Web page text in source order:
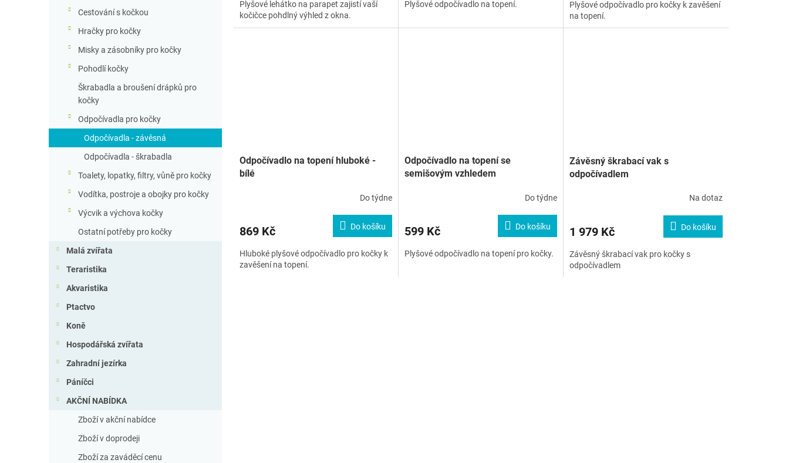
Cestování s kočkou
Hračky pro kočky
Misky a zásobníky pro kočky
Pohodlí kočky
Škrabadla a broušení drápků pro
kočky
Odpočívadla pro kočky
Odpočívadla - závěsná
Odpočívadla - škrabadla
Toalety, lopatky, filtry, vůně pro kočky
Vodítka, postroje a obojky pro kočky
Výcvik a výchova kočky
Ostatní potřeby pro kočky
Malá zvířata
Teraristika
Akvaristika
Ptactvo
Koně
Hospodářská zvířata
Zahradní jezírka
Páníčci
AKČNÍ NABÍDKA
Zboží v akční nabídce
Zboží v doprodeji
Zboží za zaváděcí cenu
Plyšové lehátko na parapet zajistí vaší
kočičce pohdlný výhled z okna.
Plyšové odpočívadlo na topení.
Plyšové odpočívadlo pro kočky k zavěšení
na topení.
Odpočívadlo na topení hluboké -
bílé
Do týdne
869 Kč Do košíku
Hluboké plyšové odpočívadlo pro kočky k
zavěšení na topení.
Odpočívadlo na topení se
semišovým vzhledem
Do týdne
599 Kč Do košíku
Plyšové odpočívadlo na topení pro kočky.
Závěsný škrabací vak s
odpočívadlem
Na dotaz
1 979 Kč Do košíku
Závěsný škrabací vak pro kočky s
odpočívadlem